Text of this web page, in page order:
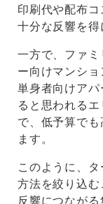
印刷代や配布
十分な反響を得
一方で、ファミ
ー向けマンシ
単身者向けア
ると思われる
で、低予算で
ます。
このように、
方法を絞り込
反響につながる